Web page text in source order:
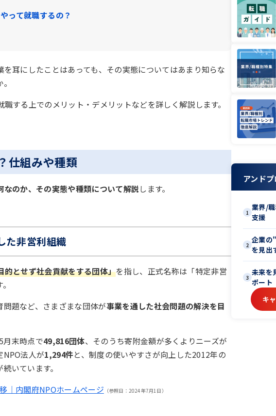
って就職するの？
を耳にしたことはあっても、その実態についてはあまり知らな
する上でのメリット・デメリットなどを詳しく解説します。
仕組みや種類
なのか、その実態や種類について解説します。
た非営利組織
的とせず社会貢献をする団体」を指し、正式名称は「特定非営
題など、さまざまな団体が事業を通した社会問題の解決を目
月末時点で49,816団体、そのうち寄附金額が多くよりニーズが
NPO法人が1,294件と、制度の使いやすさが向上した2012年の
いています。
｜内閣府NPOホームページ （参照日：2024年7月1日）
アンド
1
業界/
支援
2
企業の
を見出
3
未来を
ポート
キ